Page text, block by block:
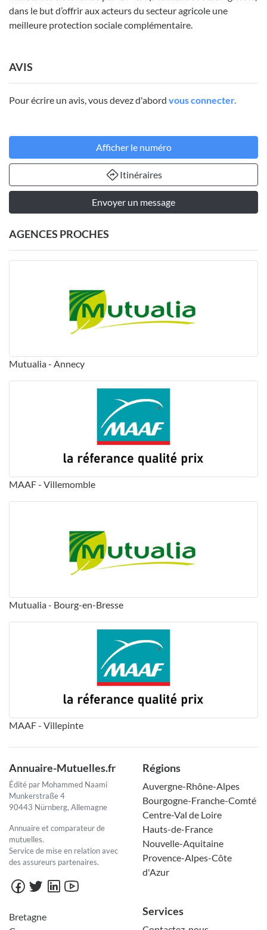
dans le but d’offrir aux acteurs du secteur agricole une
meilleure protection sociale complémentaire.
AVIS
Pour écrire un avis, vous devez d'abord vous connecter.
Afficher le numéro
Itinéraires
Envoyer un message
AGENCES PROCHES
Mutualia - Annecy
MAAF - Villemomble
Mutualia - Bourg-en-Bresse
MAAF - Villepinte
Annuaire-Mutuelles.fr
Édité par Mohammed Naami
Munkerstraße 4
90443 Nürnberg, Allemagne
Annuaire et comparateur de
mutuelles.
Service de mise en relation avec
des assureurs partenaires.
Régions
Auvergne-Rhône-Alpes
Bourgogne-Franche-Comté
Centre-Val de Loire
Hauts-de-France
Nouvelle-Aquitaine
Provence-Alpes-Côte
d'Azur
Bretagne
Services